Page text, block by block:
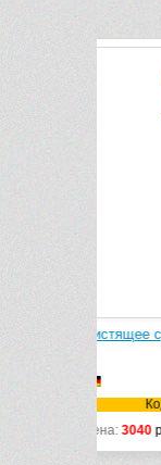
Цена: